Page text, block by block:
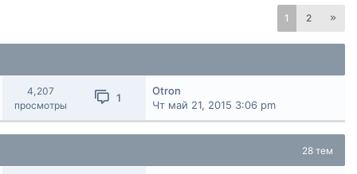
1 2
4,207
просмотры
1
Otron
Чт май 21, 2015 3:06 pm
28 тем